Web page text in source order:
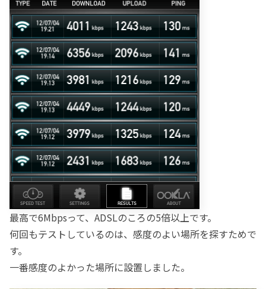
最高で6Mbpsって、ADSLのころの5倍以上です。
何回もテストしているのは、感度のよい場所を探すためで
す。
一番感度のよかった場所に設置しました。